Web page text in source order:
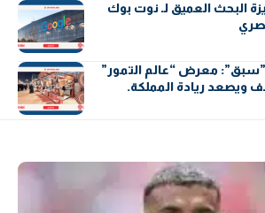
البحث العميق لـ نوت بوك
معرض “عالم التمور”